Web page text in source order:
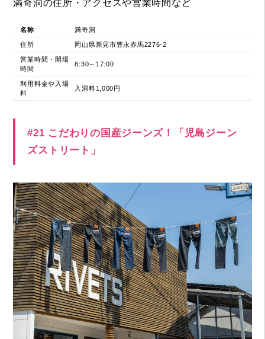
満奇洞の住所・アクセスや営業時間など
名称 満奇洞
住所 岡山県新見市豊永赤馬2276-2
営業時間・開場
時間
8:30～17:00
利用料金や入場
料
入洞料1,000円
#21 こだわりの国産ジーンズ！「児島ジーン
ズストリート」